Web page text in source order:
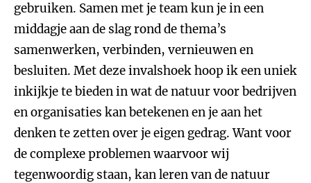
gebruiken. Samen met je team kun je in een
middagje aan de slag rond de thema’s
samenwerken, verbinden, vernieuwen en
besluiten. Met deze invalshoek hoop ik een uniek
inkijkje te bieden in wat de natuur voor bedrijven
en organisaties kan betekenen en je aan het
denken te zetten over je eigen gedrag. Want voor
de complexe problemen waarvoor wij
tegenwoordig staan, kan leren van de natuur